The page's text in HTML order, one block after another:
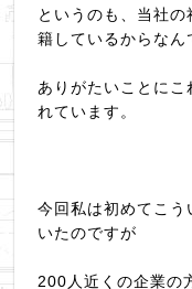
というのも、当社
籍しているからなん
ありがたいことにこ
れています。
今回私は初めてこ
いたのですが
200人近くの企業の